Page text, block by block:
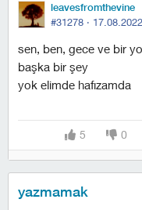
leavesfromthevine
#31278 ·
sen, ben, gece ve bir
başka bir şey
yok elimde hafızamda
5 0
yazmamak